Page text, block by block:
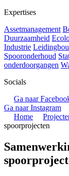
Expertises
Assetmanagement
Duurzaamheid
Industrie
Spooronderhoud
onderdoorgangen
Socials
Ga naar
Ga naar Instagram
Home
spoorprojecten